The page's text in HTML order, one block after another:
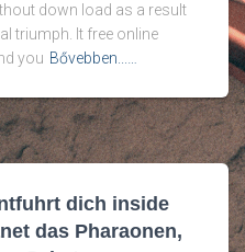
down load as a result
triumph. It free online
you Bővebben...…
dich inside
das Pharaonen,